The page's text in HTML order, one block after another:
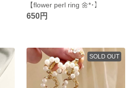
【flower perl ring 🌼*･】
650円
SOLD OUT